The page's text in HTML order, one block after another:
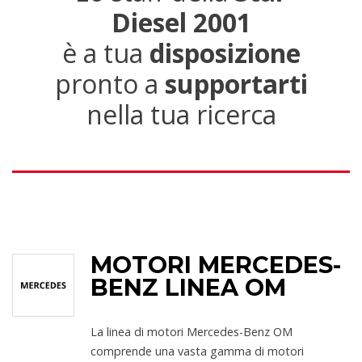
Diesel 2001
è a tua disposizione
pronto a supportarti
nella tua ricerca
MOTORI MERCEDES-
BENZ LINEA OM
La linea di motori Mercedes-Benz OM
comprende una vasta gamma di motori